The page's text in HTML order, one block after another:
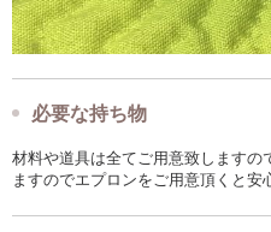
必要な持ち物
材料や道具は全てご用意致します
ますのでエプロンをご用意頂くと安